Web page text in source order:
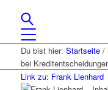
Du bist hier: Startseite /
bei
Link zu: Frank Lienhard